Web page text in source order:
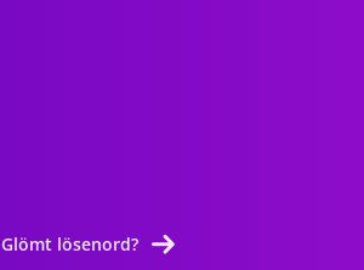
Glömt lösenord?